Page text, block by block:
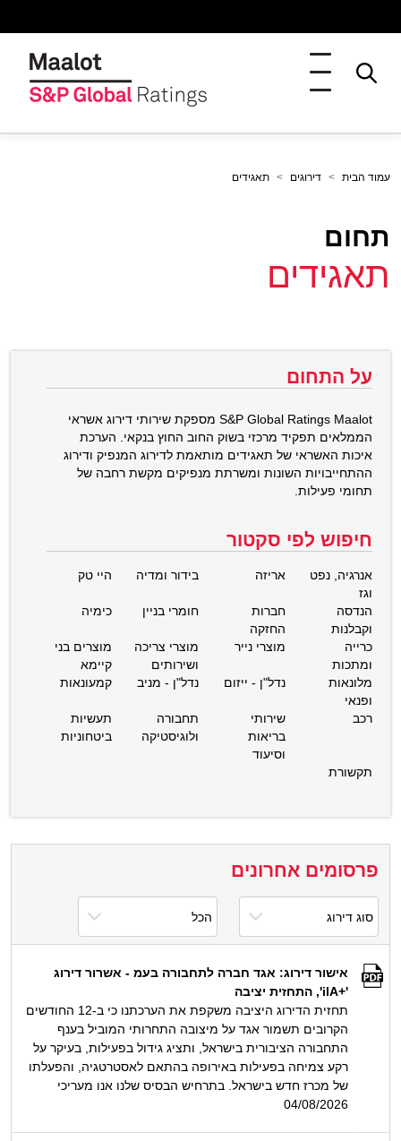
עמוד הבית דירוגים תאגידים
תחום
תאגידים
על התחום
S&P Global Ratings Maalot מספקת שירותי דירוג אשראי
הממלאים תפקיד מרכזי בשוק החוב החוץ בנקאי. הערכת
איכות האשראי של תאגידים מותאמת לדירוג המנפיק ודירוג
ההתחייבויות השונות ומשרתת מנפיקים מקשת רחבה של
תחומי פעילות.
חיפוש לפי סקטור
אנרגיה, נפט
וגז
אריזה בידור ומדיה היי טק
הנדסה
וקבלנות
חברות
החזקה
חומרי בניין כימיה
כרייה
ומתכות
מוצרי נייר
מוצרי צריכה
ושירותים
מוצרים בני
קיימא
מלונאות
ופנאי
נדל"ן - ייזום נדל"ן - מניב קמעונאות
רכב
שירותי
בריאות
וסיעוד
תחבורה
ולוגיסטיקה
תעשיות
ביטחוניות
תקשורת
פרסומים אחרונים
אישור דירוג: אגד חברה לתחבורה בעמ - אשרור דירוג
'+ilA', התחזית יציבה
תחזית הדירוג היציבה משקפת את הערכתנו כי ב-12 החודשים
הקרובים תשמור אגד על מיצובה התחרותי המוביל בענף
התחבורה הציבורית בישראל, ותציג גידול בפעילות, בעיקר על
רקע צמיחה בפעילות באירופה בהתאם לאסטרטגיה, והפעלתו
של מכרז חדש בישראל. בתרחיש הבסיס שלנו אנו מעריכי
04/08/2026